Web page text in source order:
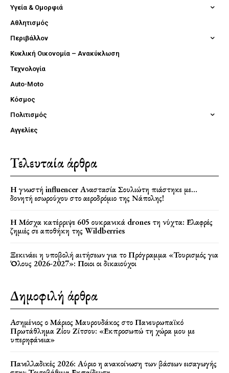
Υγεία & Ομορφιά
Αθλητισμός
Περιβάλλον
Κυκλική Οικονομία – Ανακύκλωση
Τεχνολογία
Auto-Moto
Κόσμος
Πολιτισμός
Αγγελίες
Τελευταία άρθρα
Η γνωστή influencer Αναστασία Σουλιώτη πιάστηκε με…
δονητή εσωρούχου στο αεροδρόμιο της Νάπολης!
Η Μόσχα κατέρριψε 605 ουκρανικά drones τη νύχτα: Ελαφρές
ζημιές σε αποθήκη της Wildberries
Ξεκινάει η υποβολή αιτήσεων για το Πρόγραμμα «Τουρισμός για
Όλους 2026-2027»: Ποιοι οι δικαιούχοι
Δημοφιλή άρθρα
Ασημένιος ο Μάριος Μαυρουδάκος στο Πανευρωπαϊκό
Πρωτάθλημα Ζίου Ζίτσου: «Εκπροσωπώ τη χώρα μου με
υπερηφάνεια»
Πανελλαδικές 2026: Αύριο η ανακοίνωση των βάσεων εισαγωγής